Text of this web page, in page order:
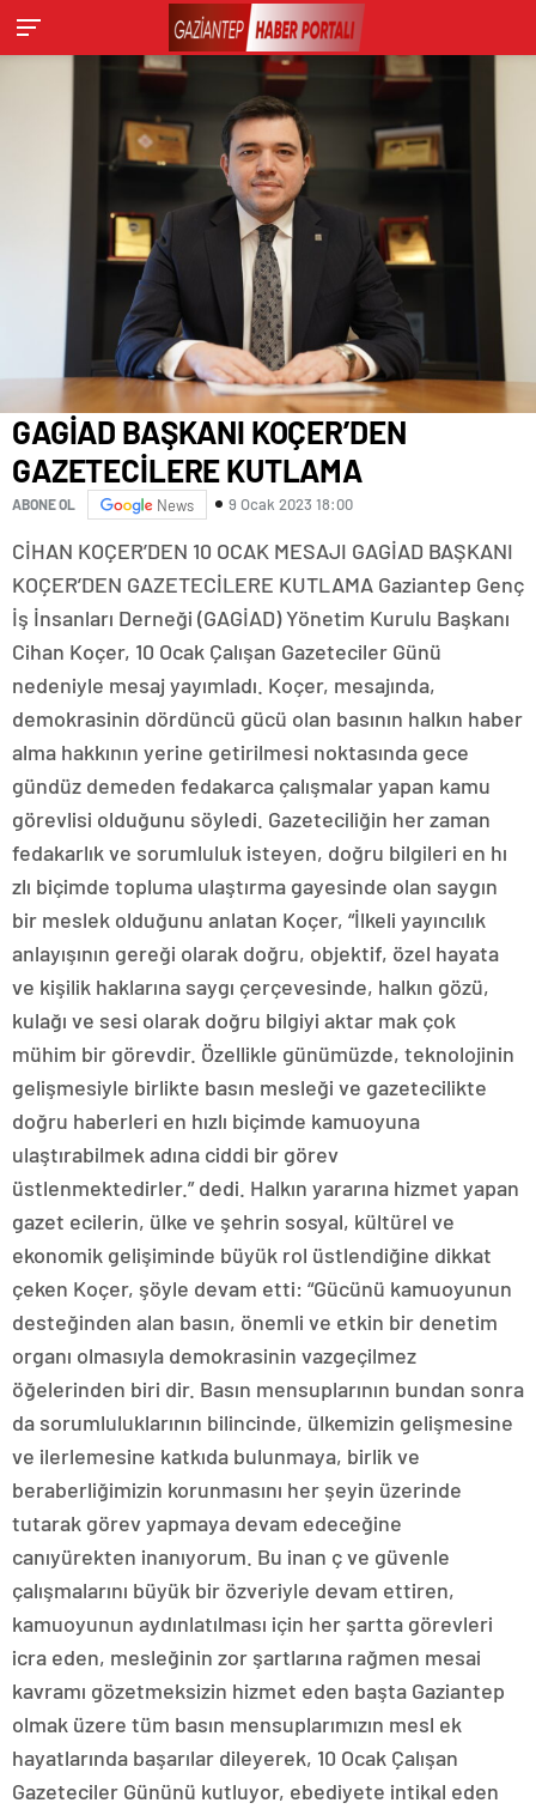
GAGİAD BAŞKANI KOÇER’DEN
GAZETECİLERE KUTLAMA
ABONE OL News 9 Ocak 2023 18:00
CİHAN KOÇER’DEN 10 OCAK MESAJI GAGİAD BAŞKANI
KOÇER’DEN GAZETECİLERE KUTLAMA Gaziantep Genç
İş İnsanları Derneği (GAGİAD) Yönetim Kurulu Başkanı
Cihan Koçer, 10 Ocak Çalışan Gazeteciler Günü
nedeniyle mesaj yayımladı. Koçer, mesajında,
demokrasinin dördüncü gücü olan basının halkın haber
alma hakkının yerine getirilmesi noktasında gece
gündüz demeden fedakarca çalışmalar yapan kamu
görevlisi olduğunu söyledi. Gazeteciliğin her zaman
fedakarlık ve sorumluluk isteyen, doğru bilgileri en hı
zlı biçimde topluma ulaştırma gayesinde olan saygın
bir meslek olduğunu anlatan Koçer, “İlkeli yayıncılık
anlayışının gereği olarak doğru, objektif, özel hayata
ve kişilik haklarına saygı çerçevesinde, halkın gözü,
kulağı ve sesi olarak doğru bilgiyi aktar mak çok
mühim bir görevdir. Özellikle günümüzde, teknolojinin
gelişmesiyle birlikte basın mesleği ve gazetecilikte
doğru haberleri en hızlı biçimde kamuoyuna
ulaştırabilmek adına ciddi bir görev
üstlenmektedirler.” dedi. Halkın yararına hizmet yapan
gazet ecilerin, ülke ve şehrin sosyal, kültürel ve
ekonomik gelişiminde büyük rol üstlendiğine dikkat
çeken Koçer, şöyle devam etti: “Gücünü kamuoyunun
desteğinden alan basın, önemli ve etkin bir denetim
organı olmasıyla demokrasinin vazgeçilmez
öğelerinden biri dir. Basın mensuplarının bundan sonra
da sorumluluklarının bilincinde, ülkemizin gelişmesine
ve ilerlemesine katkıda bulunmaya, birlik ve
beraberliğimizin korunmasını her şeyin üzerinde
tutarak görev yapmaya devam edeceğine
canıyürekten inanıyorum. Bu inan ç ve güvenle
çalışmalarını büyük bir özveriyle devam ettiren,
kamuoyunun aydınlatılması için her şartta görevleri
icra eden, mesleğinin zor şartlarına rağmen mesai
kavramı gözetmeksizin hizmet eden başta Gaziantep
olmak üzere tüm basın mensuplarımızın mesl ek
hayatlarında başarılar dileyerek, 10 Ocak Çalışan
Gazeteciler Gününü kutluyor, ebediyete intikal eden